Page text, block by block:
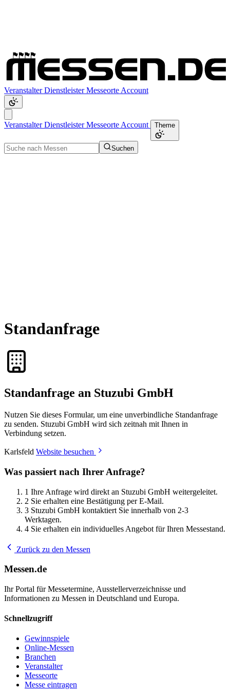
VeranstalterDienstleisterMesseorte Account
VeranstalterDienstleisterMesseorte Account Theme
Suchen
Standanfrage
Standanfrage an Stuzubi GmbH
Nutzen Sie dieses Formular, um eine unverbindliche Standanfrage
zu senden. Stuzubi GmbH wird sich zeitnah mit Ihnen in
Verbindung setzen.
Karlsfeld Website besuchen
Was passiert nach Ihrer Anfrage?
1 Ihre Anfrage wird direkt an Stuzubi GmbH weitergeleitet.
2 Sie erhalten eine Bestätigung per E-Mail.
3 Stuzubi GmbH kontaktiert Sie innerhalb von 2-3
Werktagen.
4 Sie erhalten ein individuelles Angebot für Ihren Messestand.
Zurück zu den Messen
Messen.de
Ihr Portal für Messetermine, Ausstellerverzeichnisse und
Informationen zu Messen in Deutschland und Europa.
Schnellzugriff
Gewinnspiele
Online-Messen
Branchen
Veranstalter
Messeorte
Messe eintragen